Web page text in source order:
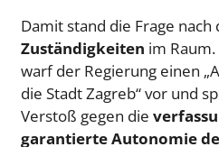
Damit stand die Frage nach
Zuständigkeiten im
warf der Regierung einen
die Stadt Zagreb“ vor und
Verstoß gegen die
garantierte Autonomie